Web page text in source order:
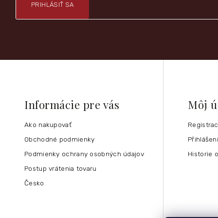
PRIHLÁSIŤ SA
Informácie pre vás
Ako nakupovať
Obchodné podmienky
Podmienky ochrany osobných údajov
Postup vrátenia tovaru
Česko
Môj
Přihlášení
Historie